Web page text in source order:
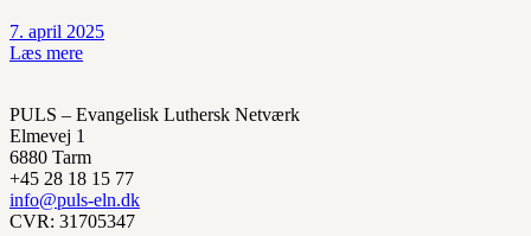
7. april 2025
Læs mere
PULS – Evangelisk Luthersk Netværk
Elmevej 1
6880 Tarm
+45 28 18 15 77
info@puls-eln.dk
CVR: 31705347